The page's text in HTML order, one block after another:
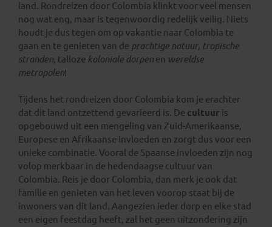
land. Rondreizen door Colombia klinkt voor veel mensen
nog wat eng, maar is tegenwoordig redelijk veilig. Niets
houdt je dus tegen om op vakantie naar Colombia te
gaan en te genieten van de prachtige natuur, tropische
stranden, talloze koloniale dorpen en wereldse
metropolen!
Tijdens het rondreizen door Colombia kom je erachter
dat dit land ontzettend gevarieerd is. De cultuur is
opgebouwd uit een mengeling van Zuid-Amerikaanse,
Europese en Afrikaanse invloeden en zorgt dus voor een
unieke combinatie. Vooral de Spaanse invloeden zijn nog
volop merkbaar in de hedendaagse cultuur van
Colombia. Reis je door Colombia, dan merk je ook dat
familie en genieten van het leven voorop staat bij de
inwoners van dit land. Aangezien ieder dorp en elke stad
een eigen feestdag heeft, zal het geen uitzondering zijn